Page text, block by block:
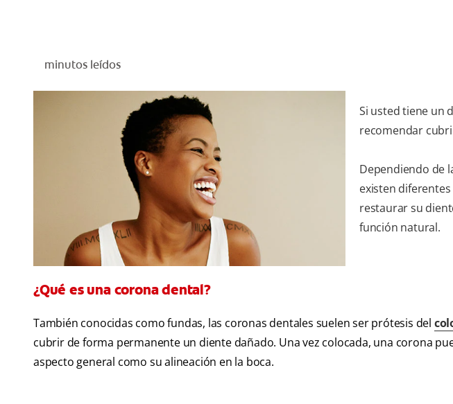
minutos leídos
Si usted tiene un
recomendar
Dependiendo de
existen
restaurar su
función natural.
¿Qué es una corona dental?
También conocidas como fundas, las coronas dentales suelen ser prótesis del
cubrir de forma permanente un diente dañado. Una vez colocada, una corona
aspecto general como su alineación en la boca.